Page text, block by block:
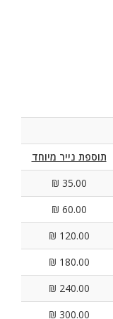
תוספת נייר מיוחד
35.00 ₪
60.00 ₪
120.00 ₪
180.00 ₪
240.00 ₪
300.00 ₪